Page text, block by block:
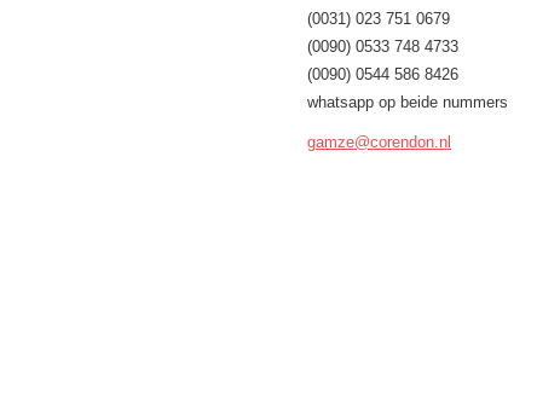
(0031) 023 751 0679
(0090) 0533 748 4733
(0090) 0544 586 8426
whatsapp op beide nummers
gamze@corendon.n